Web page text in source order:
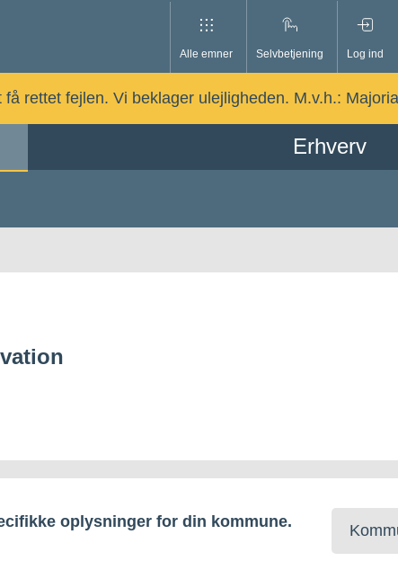
Alle emner Selvbetjening Log ind
rettet fejlen. Vi beklager ulejligheden. M.v.h.:
Erhverv
oplysninger for din kommune.